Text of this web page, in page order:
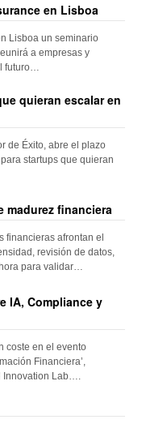
en Lisboa
Lisboa un seminario
a empresas y
futuro…
quieran escalar en
de Éxito, abre el plazo
startups que quieran
madurez financiera
financieras afrontan el
revisión de datos,
para validar…
IA, Compliance y
coste en el evento
Financiera’,
Innovation Lab….